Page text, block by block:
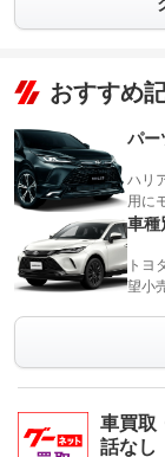
おすすめ
パー
ハリ
用に
車種
トヨ
望小
車買取
話なし